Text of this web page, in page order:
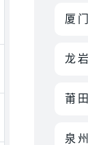
厦
龙
莆
泉